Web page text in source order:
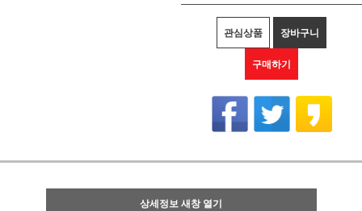
관심상품 장바구니
구매하기
상세정보 새창 열기